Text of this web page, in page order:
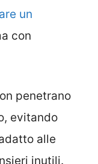
un
con
penetrano
evitando
alle
inutili.